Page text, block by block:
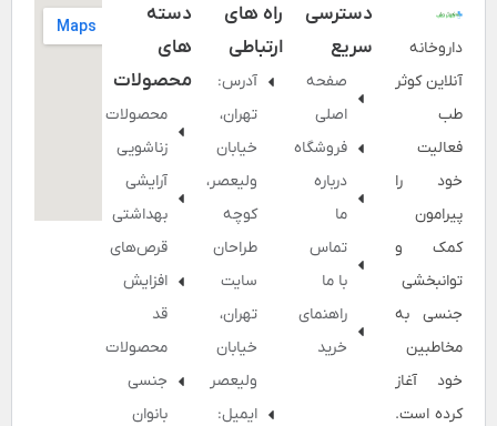
داروخانه
آنلاین کوثر
طب
فعالیت
خود را
پیرامون
کمک و
توانبخشی
جنسی به
مخاطبین
خود آغاز
کرده است.
دسترسی
سریع
صفحه
اصلی
فروشگاه
درباره
ما
تماس
با ما
راهنمای
خرید
راه های
ارتباطی
آدرس:
تهران،
خیابان
ولیعصر،
کوچه
طراحان
سایت
تهران،
خیابان
ولیعصر
ایمیل:
دسته
های
محصولات
محصولات
زناشویی
آرایشی
بهداشتی
قرص‌های
افزایش
قد
محصولات
جنسی
بانوان